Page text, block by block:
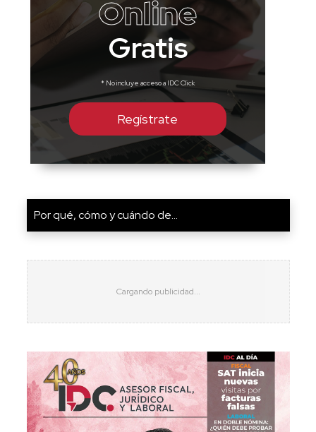
Online
Gratis
* No incluye acceso a IDC Click
Regístrate
Por qué, cómo y cuándo de...